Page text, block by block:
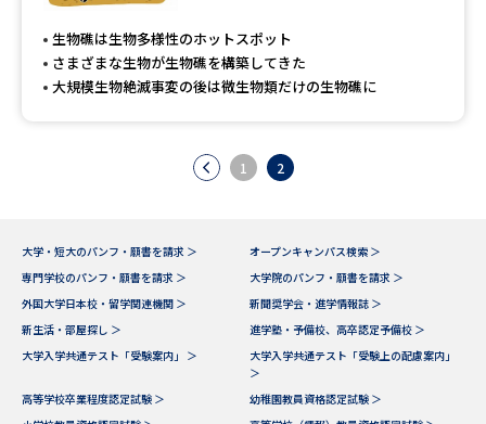
生物礁は生物多様性のホットスポット
さまざまな生物が生物礁を構築してきた
大規模生物絶滅事変の後は微生物類だけの生物礁に
1 2
大学・短大のパンフ・願書を請求 ＞
オープンキャンパス検索 ＞
専門学校のパンフ・願書を請求 ＞
大学院のパンフ・願書を請求 ＞
外国大学日本校・留学関連機関 ＞
新聞奨学会・進学情報誌 ＞
新生活・部屋探し ＞
進学塾・予備校、高卒認定予備校 ＞
大学入学共通テスト「受験案内」 ＞
大学入学共通テスト「受験上の配慮案内」
＞
高等学校卒業程度認定試験 ＞
幼稚園教員資格認定試験 ＞